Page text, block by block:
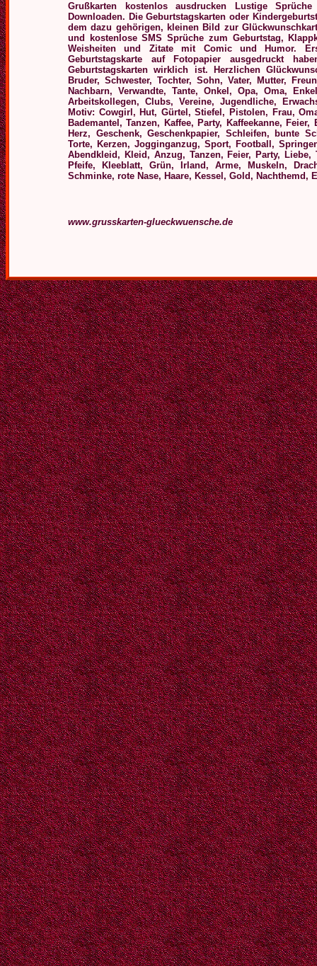
Grußkarten kostenlos ausdrucken Lustige
Downloaden. Die Geburtstagskarten oder
dem dazu gehörigen, kleinen Bild zur
und kostenloseSMS Sprüche zum Geburtstag,
Weisheiten und Zitate mit Comic und Humor.
Geburtstagskarte auf Fotopapier ausgedruckt
Geburtstagskarten wirklich ist.
Herzlichen
Bruder, Schwester, Tochter, Sohn, Vater, Mutter,
Nachbarn, Verwandte, Tante, Onkel, Opa, Oma,
Arbeitskollegen, Clubs, Vereine, Jugendliche,
Motiv: Cowgirl, Hut, Gürtel, Stiefel, Pistolen, Frau,
Bademantel, Tanzen, Kaffee, Party, Kaffeekanne,
Herz, Geschenk, Geschenkpapier, Schleifen, bunte
Torte, Kerzen, Jogginganzug, Sport, Football,
Abendkleid, Kleid, Anzug, Tanzen, Feier, Party,
Pfeife, Kleeblatt, Grün, Irland, Arme, Muskeln,
Schminke, rote Nase, Haare, Kessel, Gold,
www.grusskarten-glueckwuensche.de